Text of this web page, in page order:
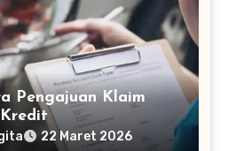
Pengajuan Klaim
22 Maret 2026